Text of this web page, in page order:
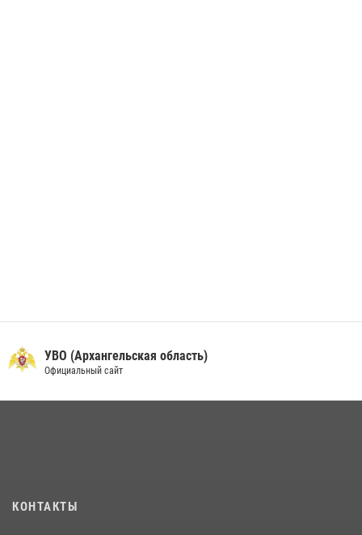
УВО (Архангельская область)
Официальный сайт
КОНТАКТЫ